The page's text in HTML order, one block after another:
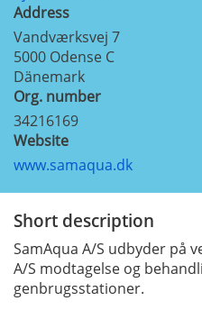
Address
Vandværksvej 7
5000 Odense C
Dänemark
Org. number
34216169
Website
www.samaqua.dk
Short description
SamAqua A/S udbyder på
A/S modtagelse og
genbrugsstationer.